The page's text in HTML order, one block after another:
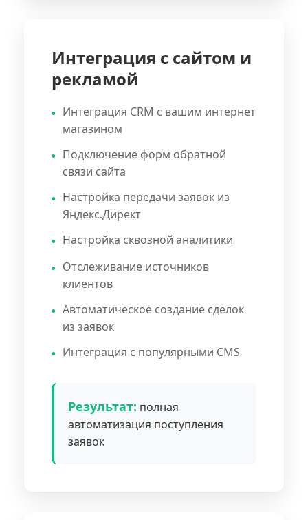
Интеграция с сайтом и
рекламой
Интеграция CRM с вашим интернет
магазином
Подключение форм обратной
связи сайта
Настройка передачи заявок из
Яндекс.Директ
Настройка сквозной аналитики
Отслеживание источников
клиентов
Автоматическое создание сделок
из заявок
Интеграция с популярными CMS
Результат: полная
автоматизация поступления
заявок